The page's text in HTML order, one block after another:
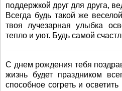
поддержкой друг для друга,
Всегда будь такой же
твоя лучезарная улыбка
тепло и уют. Будь самой
С днем рождения тебя
жизнь будет праздником
способное согреть и